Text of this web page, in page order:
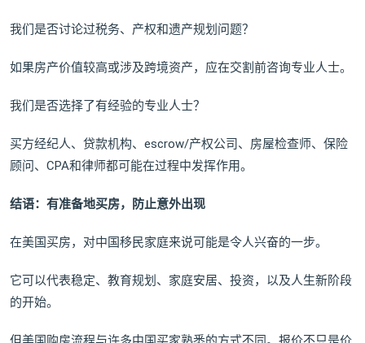
我们是否讨论过税务、产权和遗产规划问题？
如果房产价值较高或涉及跨境资产，应在交割前咨询专业人士。
我们是否选择了有经验的专业人士？
买方经纪人、贷款机构、escrow/产权公司、房屋检查师、保险
顾问、CPA和律师都可能在过程中发挥作用。
结语：有准备地买房，防止意外出现
在美国买房，对中国移民家庭来说可能是令人兴奋的一步。
它可以代表稳定、教育规划、家庭安居、投资，以及人生新阶段
的开始。